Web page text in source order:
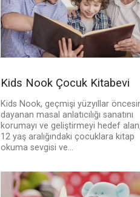
Kids Nook Çocuk Kitabevi
Kids Nook, geçmişi yüzyıllar
dayanan masal anlatıcılığı sanatını
korumayı ve geliştirmeyi hedef
12 yaş aralığındaki çocuklara kitap
okuma sevgisi ve...